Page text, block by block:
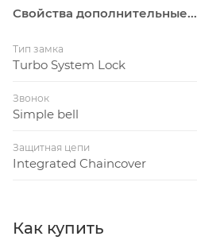
Свойства дополнительные...
Тип замка
Turbo System Lock
Звонок
Simple bell
Защитная цепи
Integrated Chaincover
Как купить